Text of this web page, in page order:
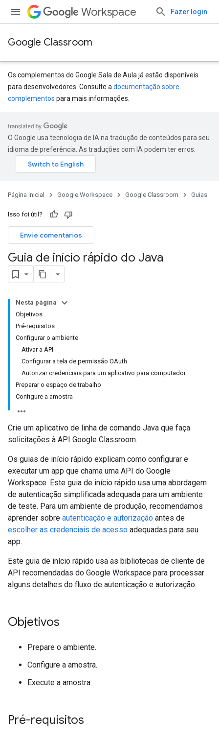
Workspace Fazer login
Google Classroom
Os complementos do Google Sala de Aula já estão disponíveis
para desenvolvedores. Consulte a documentação sobre
complementos para mais informações.
O Google usa tecnologia de IA na tradução de conteúdos para seu
idioma de preferência. As traduções com IA podem ter erros.
Página inicial Google Workspace Google Classroom Guias
Isso foi útil?
Envie comentários
Guia de início rápido do Java
Nesta página
Objetivos
Pré-requisitos
Configurar o ambiente
Ativar a API
Configurar a tela de permissão OAuth
Autorizar credenciais para um aplicativo para computador
Preparar o espaço de trabalho
Configure a amostra
Crie um aplicativo de linha de comando Java que faça
solicitações à API Google Classroom.
Os guias de início rápido explicam como configurar e
executar um app que chama uma API do Google
Workspace. Este guia de início rápido usa uma abordagem
de autenticação simplificada adequada para um ambiente
de teste. Para um ambiente de produção, recomendamos
aprender sobre autenticação e autorização antes de
escolher as credenciais de acesso adequadas para seu
app.
Este guia de início rápido usa as bibliotecas de cliente de
API recomendadas do Google Workspace para processar
alguns detalhes do fluxo de autenticação e autorização.
Objetivos
Prepare o ambiente.
Configure a amostra.
Execute a amostra.
Pré-requisitos